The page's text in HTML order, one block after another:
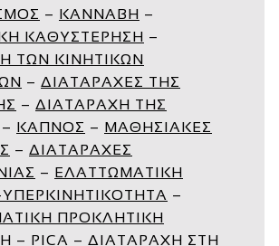
– ΚΑΝΝΑΒΗ –
ΚΑΘΥΣΤΕΡΗΣΗ –
ΤΩΝ ΚΙΝΗΤΙΚΩΝ
– ΔΙΑΤΑΡΑΧΕΣ ΤΗΣ
– ΔΙΑΤΑΡΑΧΗ ΤΗΣ
– ΚΑΠΝΟΣ – ΜΑΘΗΣΙΑΚΕΣ
– ΔΙΑΤΑΡΑΧΕΣ
– ΕΛΑΤΤΩΜΑΤΙΚΗ
–
ΠΡΟΚΛΗΤΙΚΗ
– PICA – ΔΙΑΤΑΡΑΧΗ ΣΤΗ